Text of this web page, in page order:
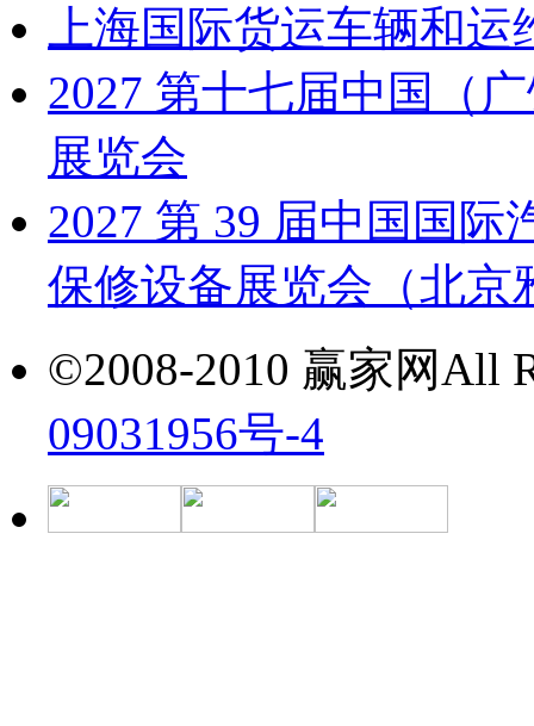
上海国际货运车辆和
2027 第十七届中国（
展览会
2027 第 39 届中国国
保修设备展览会（北京
©2008-2010 赢家网All
09031956号-4